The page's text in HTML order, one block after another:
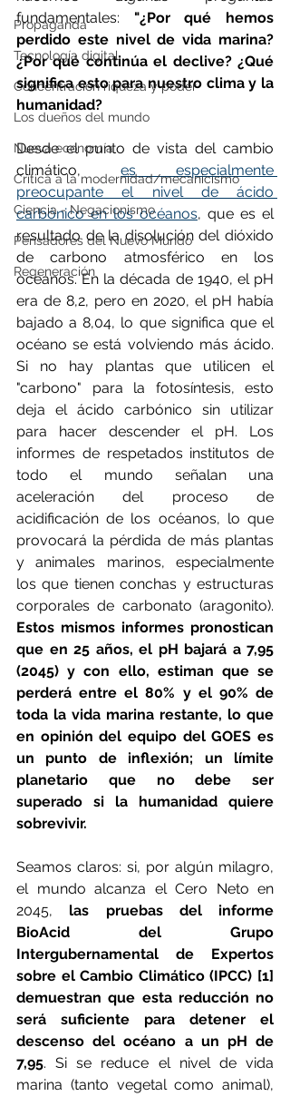
Propaganda
Tecnología digital
Concentración riqueza y poder
Los dueños del mundo
Nueva economía
Crítica a la modernidad/mecanicismo
Ciencia - Negacionismo
Pensadores del Nuevo Mundo
Regeneración
fundamentales: "¿Por qué hemos
perdido este nivel de vida marina?
¿Por qué continúa el declive? ¿Qué
significa esto para nuestro clima y la
humanidad?
Desde el punto de vista del cambio
climático, es especialmente
preocupante el nivel de ácido
carbónico en los océanos, que es el
resultado de la disolución del dióxido
de carbono atmosférico en los
océanos. En la década de 1940, el pH
era de 8,2, pero en 2020, el pH había
bajado a 8,04, lo que significa que el
océano se está volviendo más ácido.
Si no hay plantas que utilicen el
"carbono" para la fotosíntesis, esto
deja el ácido carbónico sin utilizar
para hacer descender el pH. Los
informes de respetados institutos de
todo el mundo señalan una
aceleración del proceso de
acidificación de los océanos, lo que
provocará la pérdida de más plantas
y animales marinos, especialmente
los que tienen conchas y estructuras
Estos mismos informes pronostican
que en 25 años, el pH bajará a 7,95
(2045) y con ello, estiman que se
perderá entre el 80% y el 90% de
toda la vida marina restante, lo que
en opinión del equipo del GOES es
un punto de inflexión; un límite
planetario que no debe ser
superado si la humanidad quiere
sobrevivir.
Seamos claros: si, por algún milagro,
el mundo alcanza el Cero Neto en
2045, las pruebas del informe
BioAcid del Grupo
Intergubernamental de Expertos
sobre el Cambio Climático (IPCC) [1]
demuestran que esta reducción no
será suficiente para detener el
descenso del océano a un pH de
7,95. Si se reduce el nivel de vida
marina (tanto vegetal como animal),